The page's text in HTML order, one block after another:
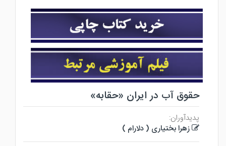
حقوق آب در ایران «حقابه»
پدیدآوران:
زهرا بختیاری ( دلارام )